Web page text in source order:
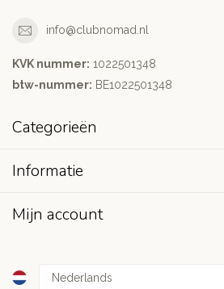
info@clubnomad.nl
KVK nummer: 1022501348
btw-nummer: BE1022501348
Categorieën
Informatie
Mijn account